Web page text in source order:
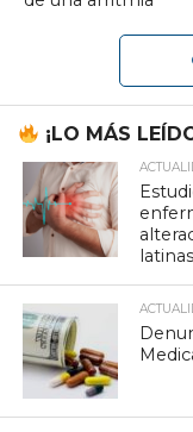
¡LO MÁS
latinas